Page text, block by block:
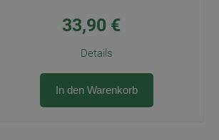
33,90 €
Details